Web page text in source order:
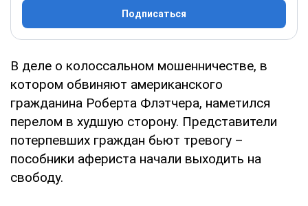
Подписаться
В деле о колоссальном мошенничестве, в
котором обвиняют американского
гражданина Роберта Флэтчера, наметился
перелом в худшую сторону. Представители
потерпевших граждан бьют тревогу –
пособники афериста начали выходить на
свободу.